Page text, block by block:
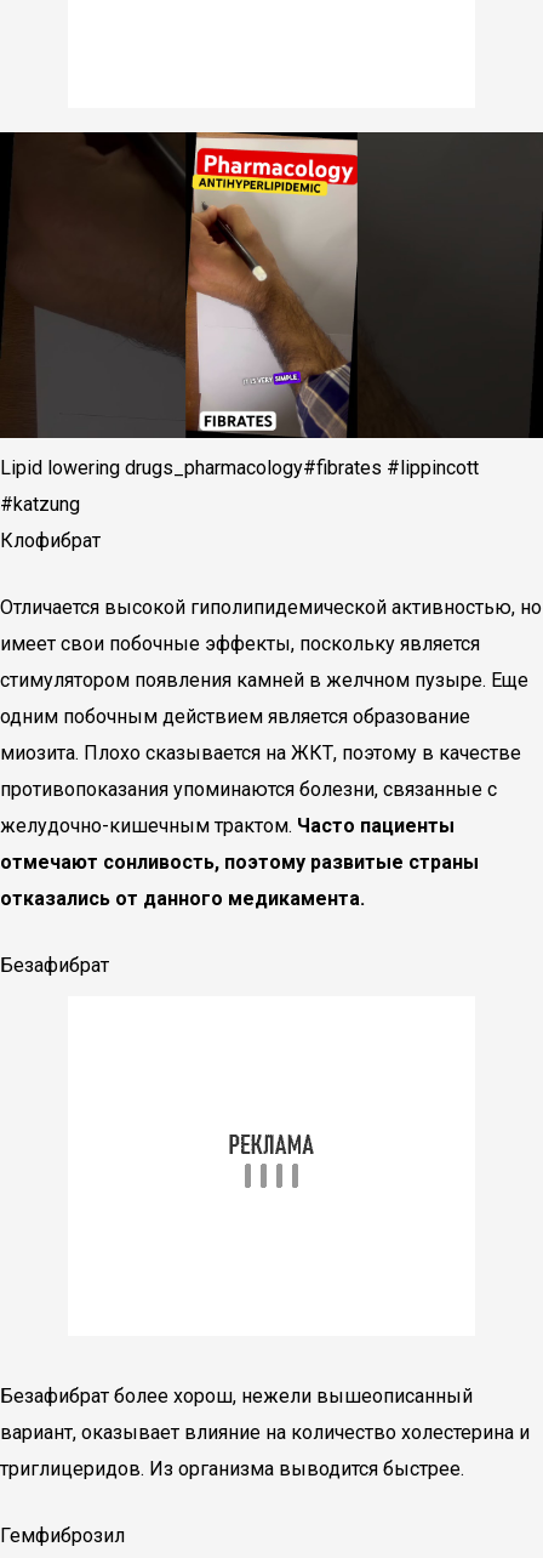
Lipid lowering drugs_pharmacology#fibrates #lippincott
#katzung
Клофибрат
Отличается высокой гиполипидемической активностью, но
имеет свои побочные эффекты, поскольку является
стимулятором появления камней в желчном пузыре. Еще
одним побочным действием является образование
миозита. Плохо сказывается на ЖКТ, поэтому в качестве
противопоказания упоминаются болезни, связанные с
желудочно-кишечным трактом. Часто пациенты
отмечают сонливость, поэтому развитые страны
отказались от данного медикамента.
Безафибрат
Безафибрат более хорош, нежели вышеописанный
вариант, оказывает влияние на количество холестерина и
триглицеридов. Из организма выводится быстрее.
Гемфиброзил